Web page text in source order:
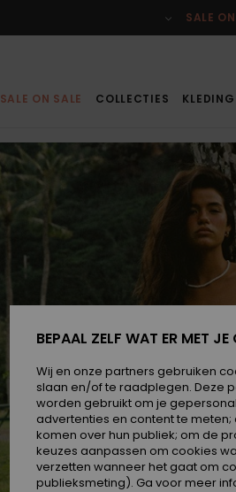
SALE
SALE ON SALE COLLECTIES KLEDING
BEPAAL ZELF WAT ER MET JE
Wij en onze partners gebruiken
slaan en/of te raadplegen. Deze
worden gebruikt om je
advertenties en content te
komen over hun publiek; om de
keuzes aanpassen om cookies
verzetten wanneer het gaat om
publieksmeting). Ga voor meer